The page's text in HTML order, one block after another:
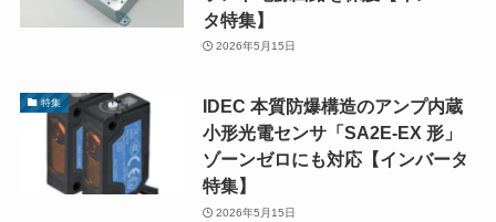
タ特集】
2026年5月15日
特集
IDEC 本質防爆構造のアンプ内蔵
小形光電センサ「SA2E-EX 形」
ゾーンゼロにも対応【インバータ
特集】
2026年5月15日